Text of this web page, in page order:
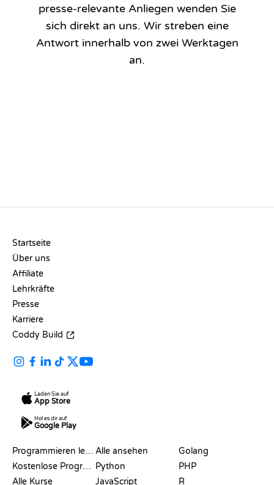
presse-relevante Anliegen wenden Sie
sich direkt an uns. Wir streben eine
Antwort innerhalb von zwei Werktagen
an.
Startseite
Über uns
Affiliate
Lehrkräfte
Presse
Karriere
Coddy Build
Laden Sie auf
App Store
Hol es dir auf
Google Play
Programmieren lernen
Kostenlose Programmier-Websites
Alle Kurse
Alle ansehen
Python
JavaScript
Golang
PHP
R